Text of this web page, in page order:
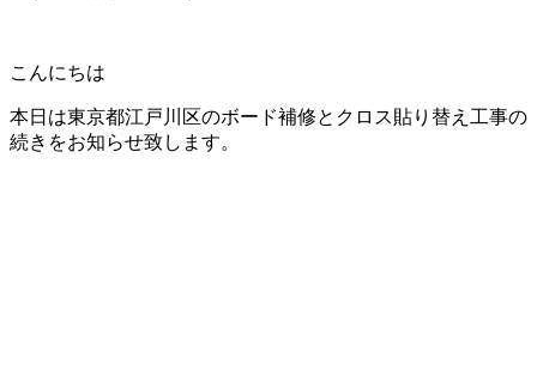
こんにちは
本日は東京都江戸川区のボード補修とクロス貼り替え工事の
続きをお知らせ致します。